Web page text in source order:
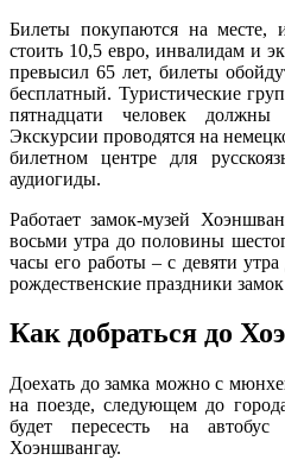
Билеты покупаются на месте,
стоить 10,5 евро, инвалидам и
превысил 65 лет, билеты
бесплатный. Туристические
пятнадцати человек
Экскурсии проводятся на
билетном центре для
аудиогиды.
Работает замок-музей
восьми утра до половины
часы его работы – с девяти
рождественские праздники замок
Как добраться до
Доехать до замка можно с
на поезде, следующем до
будет пересесть на
Хоэншвангау.